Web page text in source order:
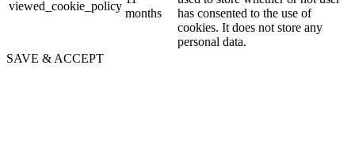
viewed_cookie_policy
months
has consented to the use of
cookies. It does not store any
personal data.
SAVE & ACCEPT